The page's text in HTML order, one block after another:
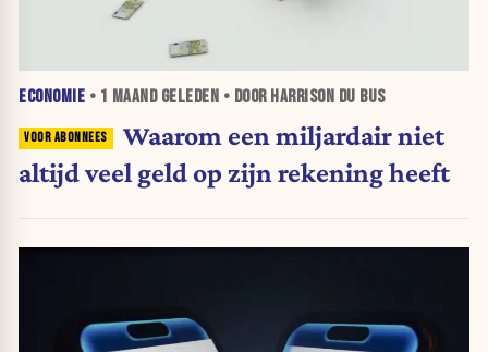
ECONOMIE • 1 MAANDGELEDEN • DOOR HARRISON DU BUS
Waarom een miljardair niet
altijd veel geld op zijn rekening heeft